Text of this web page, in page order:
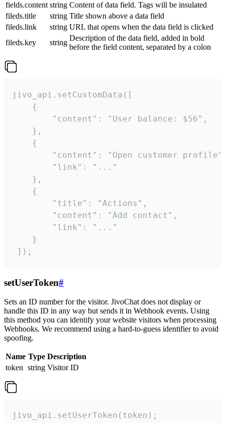
fields.content string Content of data field. Tags will be insulated
fileds.title
string Title shown above a data field
fileds.link
string URL that opens when the data field is clicked
fileds.key
string
Description of the data field, added in bold
before the field content, separated by a colon
jivo_api.setCustomData([
    {
        "content": "User balance: $56",
    },
    {
"content": "Open customer
        "link": "..."
    },
    {
        "title": "Actions",
        "content": "Add contact",
        "link": "..."
    }
]);
setUserToken#
Sets an ID number for the visitor. JivoChat does not display or
handle this ID in any way but sends it in Webhook events. Using
this method you can identify your website visitors when processing
Webhooks. We recommend using a hard-to-guess identifier to avoid
spoofing.
Name Type Description
token string Visitor ID
jivo_api.setUserToken(token);